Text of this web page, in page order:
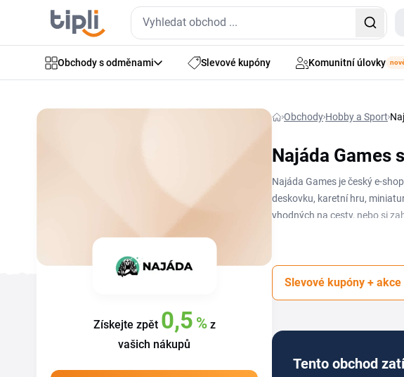
Obchody s odměnami Slevové kupóny Komunitní úlovky
Získejte zpět 0,5 %z
vašich nákupů
Obchody Hobby a Sport
Najáda Games
Najáda Games je český e-
deskovku, karetní hru,
vhodných na cesty, nebo si
Slevové kupóny + akce
Tento obchod